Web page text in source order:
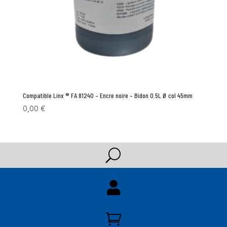
Compatible Linx ® FA 81240 – Encre noire – Bidon 0.5L Ø col 45mm
0,00 €
U

